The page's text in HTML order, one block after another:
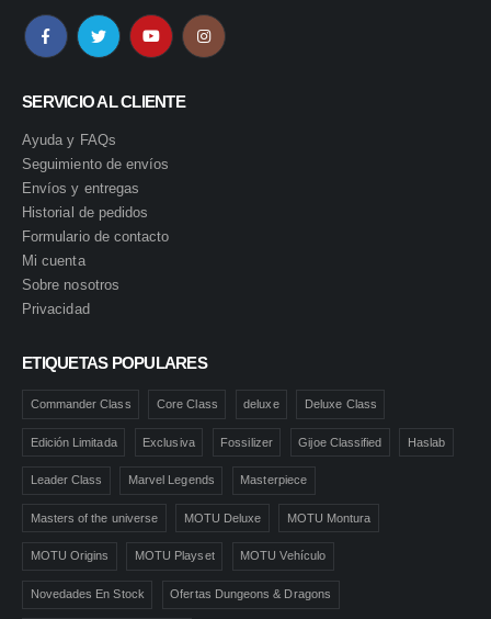
SERVICIO AL CLIENTE
Ayuda y FAQs
Seguimiento de envíos
Envíos y entregas
Historial de pedidos
Formulario de contacto
Mi cuenta
Sobre nosotros
Privacidad
ETIQUETAS POPULARES
Commander Class Core Class deluxe Deluxe Class
Edición Limitada Exclusiva Fossilizer Gijoe Classified Haslab
Leader Class Marvel Legends Masterpiece
Masters of the universe MOTU Deluxe MOTU Montura
MOTU Origins MOTU Playset MOTU Vehículo
Novedades En Stock Ofertas Dungeons & Dragons